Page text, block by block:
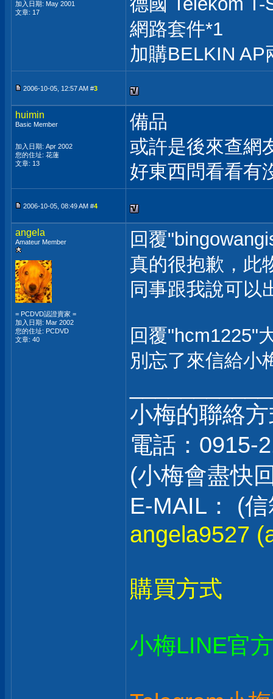
加入日期: May 2001
文章: 17
網路套件*1
加購BELKIN AP
2006-10-05, 12:57 AM #3
huimin
Basic Member
加入日期: Apr 2002
您的住址: 花蓮
文章: 13
備品
或許是後來查網
好東西問看看有
2006-10-05, 08:49 AM #4
angela
Amateur Member
= PCDVD認證賣家 =
加入日期: Mar 2002
您的住址: PCDVD
文章: 40
回覆
真的很抱歉，此
同事跟我說可以
回覆"hcm1225"
別忘了來信給小
小梅的聯絡
電話：0915-
(小梅會盡快
E-MAIL： (
angela9527
購買方式
小梅LINE官